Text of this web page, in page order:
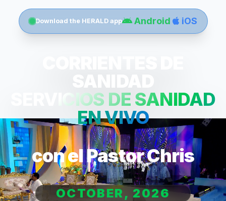
Download the HERALD app Android iOS
SANIDAD
SERVICIOS DE SANIDAD
EN VIVO
con el Pastor Chris
OCTOBER, 2026